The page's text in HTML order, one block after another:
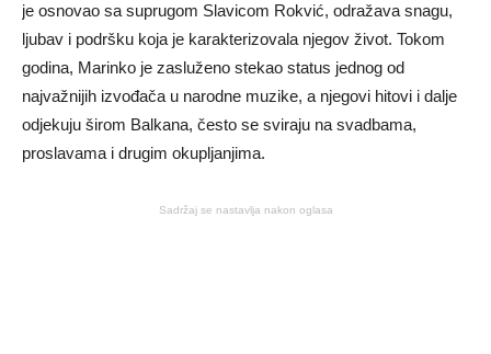
je osnovao sa suprugom Slavicom Rokvić, odražava snagu,
ljubav i podršku koja je karakterizovala njegov život. Tokom
godina, Marinko je zasluženo stekao status jednog od
najvažnijih izvođača u narodne muzike, a njegovi hitovi i dalje
odjekuju širom Balkana, često se sviraju na svadbama,
proslavama i drugim okupljanjima.
Sadržaj se nastavlja nakon oglasa